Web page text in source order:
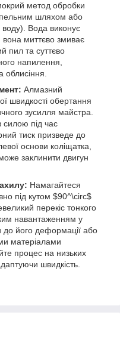
метод обробки
шляхом або
Вода виконує
миттєво змиває
пил та суттєво
напилення,
облисіння.
Алмазний
швидкості обертання
зусилля майстра.
силою під час
тиск призведе до
основи коліщатка,
заклинити двигун
Намагайтеся
під кутом $90^\circ$
перекіс тонкого
навантаженням у
до його деформації або
матеріалами
процес на низьких
швидкість.